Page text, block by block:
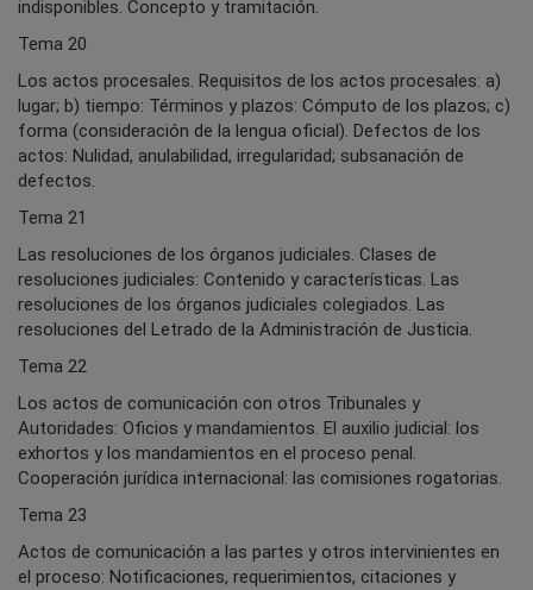
indisponibles. Concepto y tramitación.
Tema 20
Los actos procesales. Requisitos de los actos procesales: a)
lugar; b) tiempo: Términos y plazos: Cómputo de los plazos; c)
forma (consideración de la lengua oficial). Defectos de los
actos: Nulidad, anulabilidad, irregularidad; subsanación de
defectos.
Tema 21
Las resoluciones de los órganos judiciales. Clases de
resoluciones judiciales: Contenido y características. Las
resoluciones de los órganos judiciales colegiados. Las
resoluciones del Letrado de la Administración de Justicia.
Tema 22
Los actos de comunicación con otros Tribunales y
Autoridades: Oficios y mandamientos. El auxilio judicial: los
exhortos y los mandamientos en el proceso penal.
Cooperación jurídica internacional: las comisiones rogatorias.
Tema 23
Actos de comunicación a las partes y otros intervinientes en
el proceso: Notificaciones, requerimientos, citaciones y